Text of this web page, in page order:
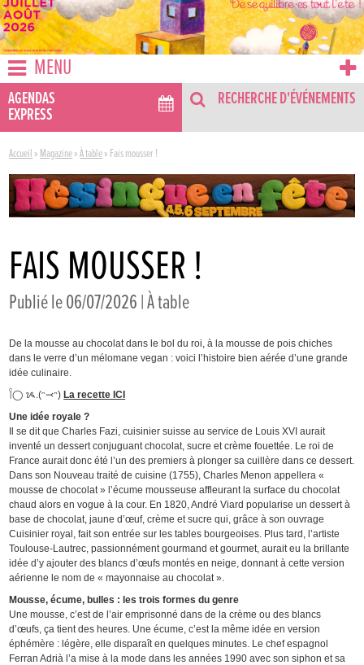
MENU
AGENDAS
EXPRESS
RECHERCHE D'ÉVÉNEMENTS
Accueil » Magazine»À table» Fais mousser !
FAIS MOUSSER !
Publié le 06/07/2026 |À table
De la mousse au chocolat dans le bol du roi, à la mousse de pois chiches
dans le verre d’un mélomane vegan : voici l’histoire bien aérée d’une grande
idée culinaire.
𓌉◯ ᝰ.(ᵔ⤙ᵔ) La recette ICI
Une idée royale ?
Il se dit que Charles Fazi, cuisinier suisse au service de Louis XVI aurait
inventé un dessert conjuguant chocolat, sucre et crème fouettée. Le roi de
France aurait donc été l’un des premiers à plonger sa cuillère dans ce dessert.
Dans son Nouveau traité de cuisine (1755), Charles Menon appellera «
mousse de chocolat » l’écume mousseuse affleurant la surface du chocolat
chaud alors en vogue à la cour. En 1820, André Viard popularise un dessert à
base de chocolat, jaune d’œuf, crème et sucre qui, grâce à son ouvrage
Cuisinier royal, fait son entrée sur les tables bourgeoises. Plus tard, l’artiste
Toulouse-Lautrec, passionnément gourmand et gourmet, aurait eu la brillante
idée d’y ajouter des blancs d’œufs montés en neige, donnant à cette version
aérienne le nom de « mayonnaise au chocolat ».
Mousse, écume, bulles : les trois formes du genre
Une mousse, c’est de l’air emprisonné dans de la crème ou des blancs
d’œufs, ça tient des heures. Une écume, c’est la même idée en version
éphémère : légère, elle disparaît en quelques minutes. Le chef espagnol
Ferran Adrià l’a mise à la mode dans les années 1990 avec son siphon et sa